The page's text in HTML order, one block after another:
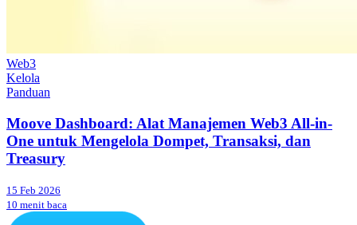
Web3
Kelola
Panduan
Moove Dashboard: Alat Manajemen Web3 All-in-
One untuk Mengelola Dompet, Transaksi, dan
Treasury
15 Feb 2026
10 menit baca